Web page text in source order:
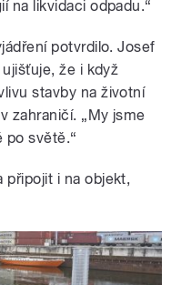
na likvidaci odpadu.“
potvrdilo. Josef
že i když
stavby na životní
zahraničí. „My jsme
po světě.“
připojit i na objekt,